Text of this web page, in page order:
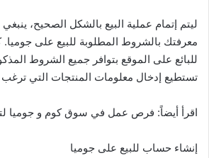
ليتم إتمام عملية البيع بالشكل الصحيح، ينبغي
معرفتك بالشروط المطلوبة للبيع على
للبائع على الموقع بتوافر جميع الشروط
تستطيع إدخال معلومات المنتجات التي ترغب
اقرأ أيضاً: فرص عمل في سوق كوم و جوميا
إنشاء حساب للبيع على جوميا